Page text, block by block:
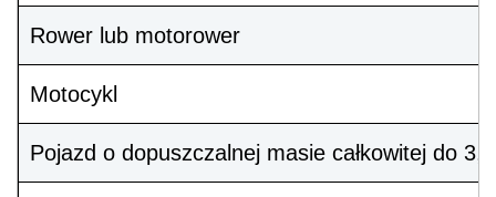
Rower lub motorower
Motocykl
Pojazd o dopuszczalnej masie całkowitej do